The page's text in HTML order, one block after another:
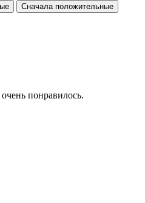
Сначала положительные
понравилось.